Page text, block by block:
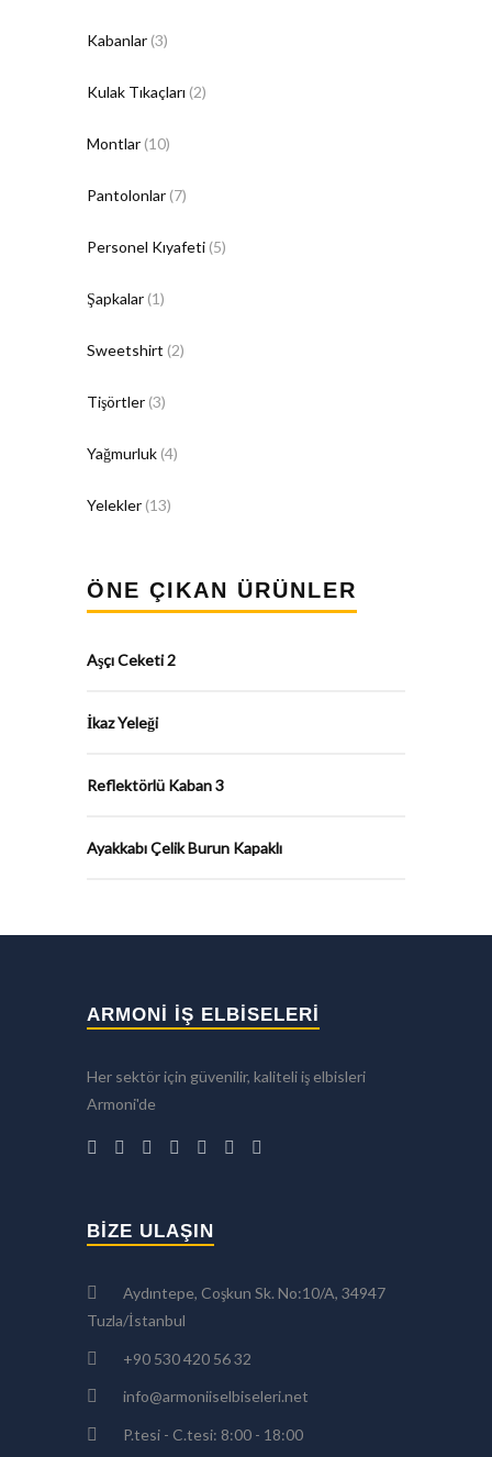
Kabanlar (3)
Kulak Tıkaçları (2)
Montlar (10)
Pantolonlar (7)
Personel Kıyafeti (5)
Şapkalar (1)
Sweetshirt (2)
Tişörtler (3)
Yağmurluk (4)
Yelekler (13)
ÖNE ÇIKAN ÜRÜNLER
Aşçı Ceketi 2
İkaz Yeleği
Reflektörlü Kaban 3
Ayakkabı Çelik Burun Kapaklı
ARMONİ İŞ ELBİSELERİ
Her sektör için güvenilir, kaliteli iş elbisleri
Armoni'de
BIZE ULAŞIN
Aydıntepe, Coşkun Sk. No:10/A, 34947
Tuzla/İstanbul
+90 530 420 56 32
info@armoniiselbiseleri.net
P.tesi - C.tesi: 8:00 - 18:00